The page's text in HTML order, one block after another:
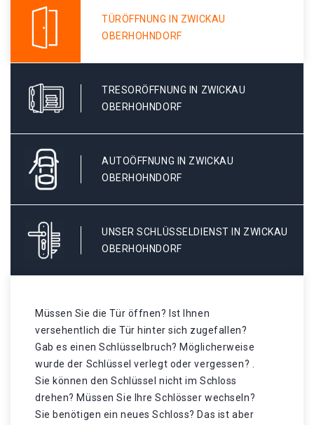
TÜRÖFFNUNG IN ZWICKAU
OBERHOHNDORF
TRESORÖFFNUNG IN ZWICKAU
OBERHOHNDORF
AUTOÖFFNUNG IN ZWICKAU
OBERHOHNDORF
UNSER SCHLÜSSELDIENST IN ZWICKAU
OBERHOHNDORF
Müssen Sie die Tür öffnen? Ist Ihnen
versehentlich die Tür hinter sich zugefallen?
Gab es einen Schlüsselbruch? Möglicherweise
wurde der Schlüssel verlegt oder vergessen? .
Sie können den Schlüssel nicht im Schloss
drehen? Müssen Sie Ihre Schlösser wechseln?
Sie benötigen ein neues Schloss? Das ist aber